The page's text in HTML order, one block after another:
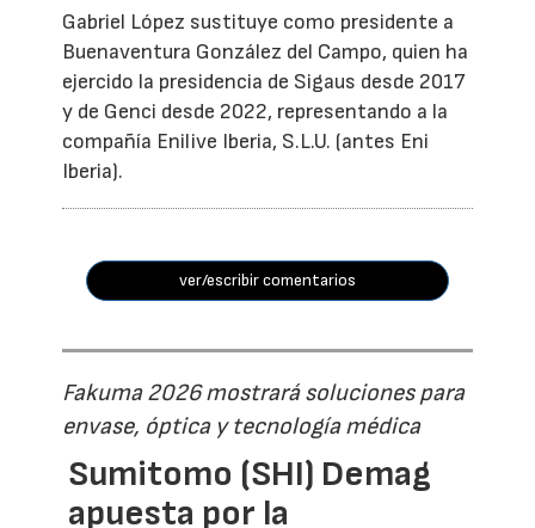
Gabriel López sustituye como presidente a
Buenaventura González del Campo, quien ha
ejercido la presidencia de Sigaus desde 2017
y de Genci desde 2022, representando a la
compañía Enilive Iberia, S.L.U. (antes Eni
Iberia).
ver/escribir comentarios
Fakuma 2026 mostrará soluciones para
envase, óptica y tecnología médica
Sumitomo (SHI) Demag
apuesta por la